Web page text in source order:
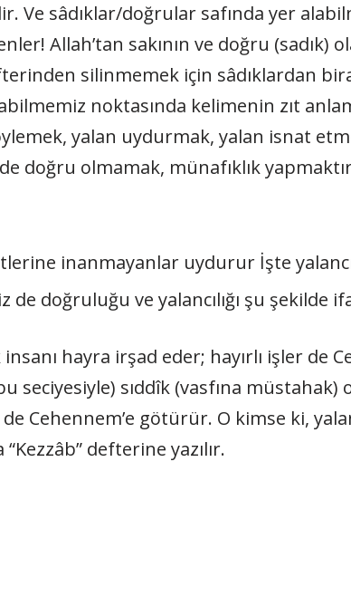
Ve sâdıklar/doğrular safında yer
Allah’tan sa­kının ve doğru (sadık)
silin­memek için sâdıklardan
noktasında kelimenin zıt
yalan uydurmak, yalan isnat
doğ­ru olmamak, münafıklık
inanmayanlar uydurur İşte
de doğruluğu ve yalancılığı şu şekil­de
hayra irşad eder; hayırlı iş­ler de
seciyesiyle) sıddîk (vasfına müs­tahak)
Cehennem’e götürür. O kimse ki,
“Kezzâb” defterine yazılır.